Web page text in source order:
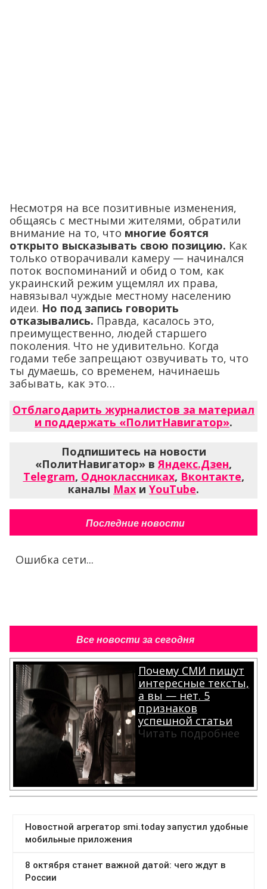
Несмотря на все позитивные изменения,
общаясь с местными жителями, обратили
внимание на то, что многие боятся
открыто высказывать свою позицию. Как
только отворачивали камеру — начинался
поток воспоминаний и обид о том, как
украинский режим ущемлял их права,
навязывал чуждые местному населению
идеи. Но под запись говорить
отказывались. Правда, касалось это,
преимущественно, людей старшего
поколения. Что не удивительно. Когда
годами тебе запрещают озвучивать то, что
ты думаешь, со временем, начинаешь
забывать, как это…
Отблагодарить журналистов за материал
и поддержать «ПолитНавигатор».
Подпишитесь на новости
«ПолитНавигатор» в Яндекс.Дзен,
Telegram, Одноклассниках, Вконтакте,
каналы Max и YouTube.
Последние новости
Ошибка сети...
Все новости за сегодня
Почему СМИ пишут
интересные тексты,
а вы — нет. 5
признаков
успешной статьи
Читать подробнее